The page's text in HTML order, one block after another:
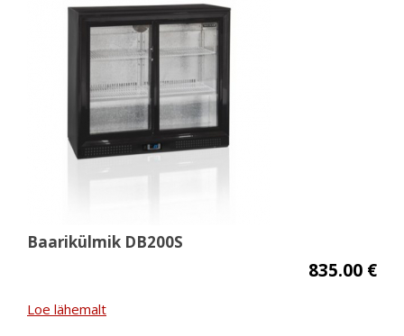
Baarikülmik DB200S
835.00 €
Loe lähemalt